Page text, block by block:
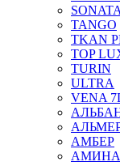
SONATA
TANGO
TKAN
TOP
TURIN
ULTRA
VENA
АМБЕР
АМИНА